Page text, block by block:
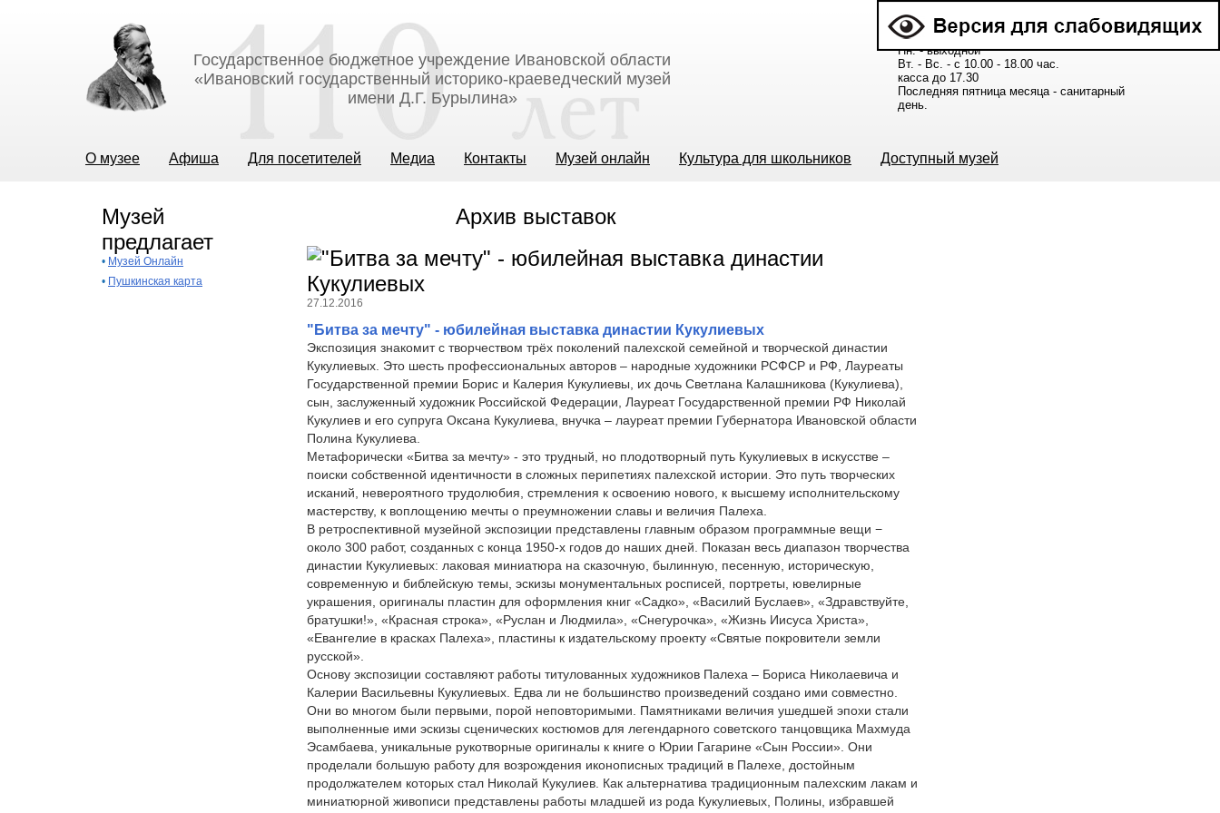
Государственное бюджетное учреждение Ивановской области
«Ивановский государственный историко-краеведческий музей
имени Д.Г. Бурылина»
Расписание работы музея:
Пн. - выходной
Вт. - Вс. - с 10.00 - 18.00 час.
касса до 17.30
Последняя пятница месяца - санитарный
день.
О музее Афиша Для посетителей Медиа Контакты Музей онлайн Культура для школьников Доступный музей
Музей
предлагает
• Музей Онлайн
• Пушкинская карта
Архив выставок
27.12.2016
"Битва за мечту" - юбилейная выставка династии Кукулиевых
Экспозиция знакомит с творчеством трёх поколений палехской семейной и творческой династии
Кукулиевых. Это шесть профессиональных авторов – народные художники РСФСР и РФ, Лауреаты
Государственной премии Борис и Калерия Кукулиевы, их дочь Светлана Калашникова (Кукулиева),
сын, заслуженный художник Российской Федерации, Лауреат Государственной премии РФ Николай
Кукулиев и его супруга Оксана Кукулиева, внучка – лауреат премии Губернатора Ивановской области
Полина Кукулиева.
Метафорически «Битва за мечту» - это трудный, но плодотворный путь Кукулиевых в искусстве –
поиски собственной идентичности в сложных перипетиях палехской истории. Это путь творческих
исканий, невероятного трудолюбия, стремления к освоению нового, к высшему исполнительскому
мастерству, к воплощению мечты о преумножении славы и величия Палеха.
В ретроспективной музейной экспозиции представлены главным образом программные вещи −
около 300 работ, созданных с конца 1950-х годов до наших дней. Показан весь диапазон творчества
династии Кукулиевых: лаковая миниатюра на сказочную, былинную, песенную, историческую,
современную и библейскую темы, эскизы монументальных росписей, портреты, ювелирные
украшения, оригиналы пластин для оформления книг «Садко», «Василий Буслаев», «Здравствуйте,
братушки!», «Красная строка», «Руслан и Людмила», «Снегурочка», «Жизнь Иисуса Христа»,
«Евангелие в красках Палеха», пластины к издательскому проекту «Святые покровители земли
русской».
Основy экспозиции составляют работы титулованных художников Палеха – Бориса Николаевича и
Калерии Васильевны Кукулиевых. Едва ли не большинство произведений создано ими совместно.
Они во многом были первыми, порой неповторимыми. Памятниками величия ушедшей эпохи стали
выполненные ими эскизы сценических костюмов для легендарного советского танцовщика Махмуда
Эсамбаева, уникальные рукотворные оригиналы к книге о Юрии Гагарине «Сын России». Они
проделали большую работу для возрождения иконописных традиций в Палехе, достойным
продолжателем которых стал Николай Кукулиев. Как альтернатива традиционным палехским лакам и
миниатюрной живописи представлены работы младшей из рода Кукулиевых, Полины, избравшей